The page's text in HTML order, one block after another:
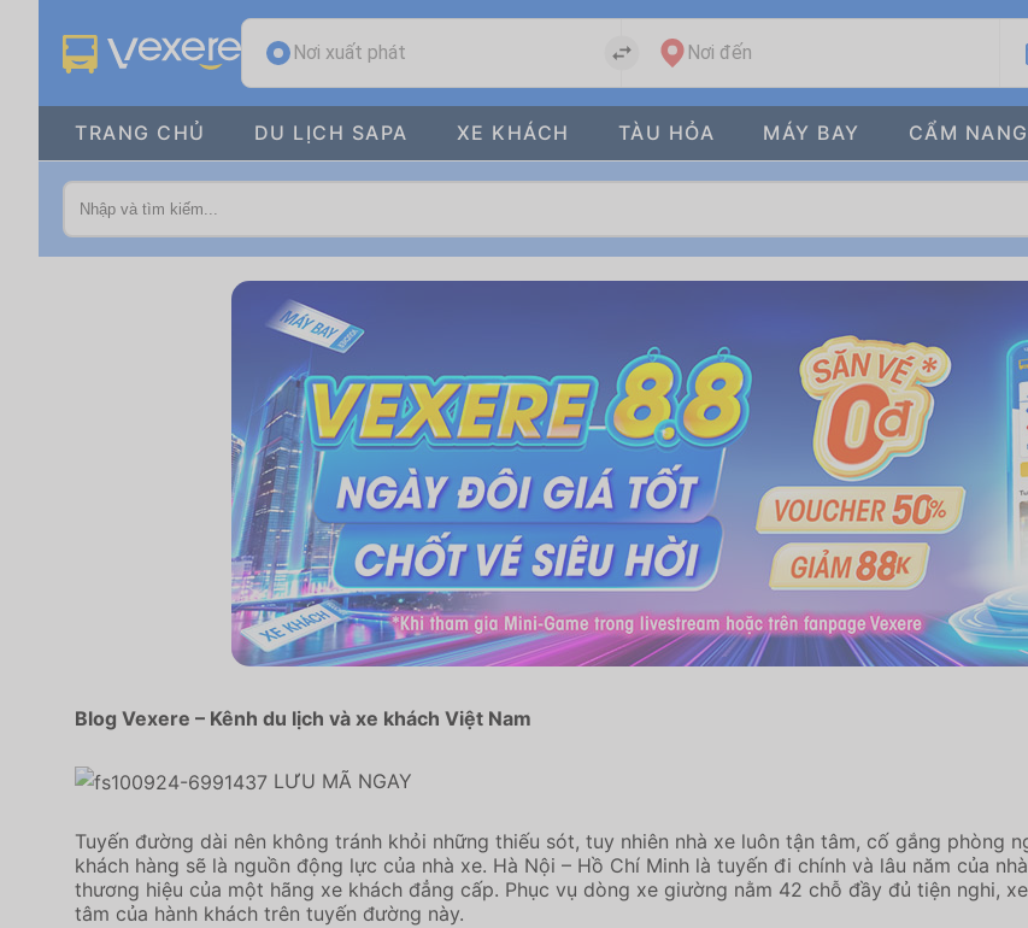
Nơi xuất phát Nơi đến
TRANG CHỦ DU LỊCH SAPA XE KHÁCH TÀU HỎA MÁY BAY CẨM
Blog Vexere – Kênh du lịch và xe khách Việt Nam
LƯU MÃ NGAY
Tuyến đường dài nên không tránh khỏi những thiếu sót, tuy nhiên nhà xe luôn tận tâm, cố gắng phòng
khách hàng sẽ là nguồn động lực của nhà xe. Hà Nội – Hồ Chí Minh là tuyến đi chính và lâu năm của
thương hiệu của một hãng xe khách đẳng cấp. Phục vụ dòng xe giường nằm 42 chỗ đầy đủ tiện nghi,
tâm của hành khách trên tuyến đường này.